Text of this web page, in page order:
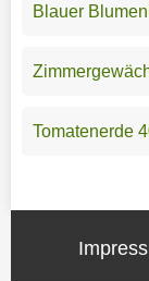
Blauer
Tomatenerde